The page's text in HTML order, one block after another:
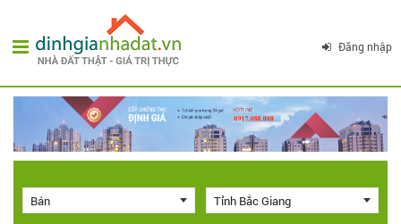
Đăng nhập
Bán Tỉnh Bắc Giang